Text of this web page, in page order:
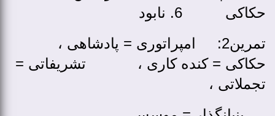
حکاکی 6. نابود
تمرین2: امپراتوری = پادشاهی ،
حکاکی = کنده ­کاری ، تشریفاتی =
تجملاتی ،